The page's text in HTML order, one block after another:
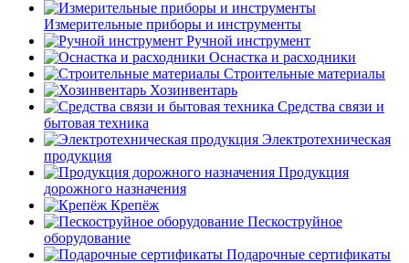
Измерительные приборы и инструменты
Ручной инструмент
Оснастка и расходники
Строительные материалы
Хозинвентарь
Средства связи и
бытовая техника
Электротехническая
продукция
Продукция
дорожного назначения
Крепёж
Пескоструйное
оборудование
Подарочные сертификаты